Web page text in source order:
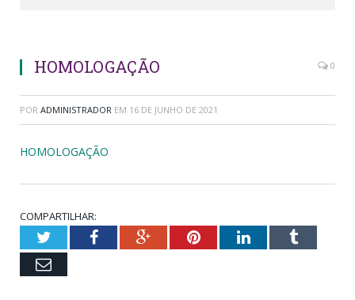
HOMOLOGAÇÃO 0
POR ADMINISTRADOR EM 16 DE JUNHO DE 2021
HOMOLOGAÇÃO
COMPARTILHAR:
TwitterFacebookGoogle+PinterestLinkedInTumblr
Email